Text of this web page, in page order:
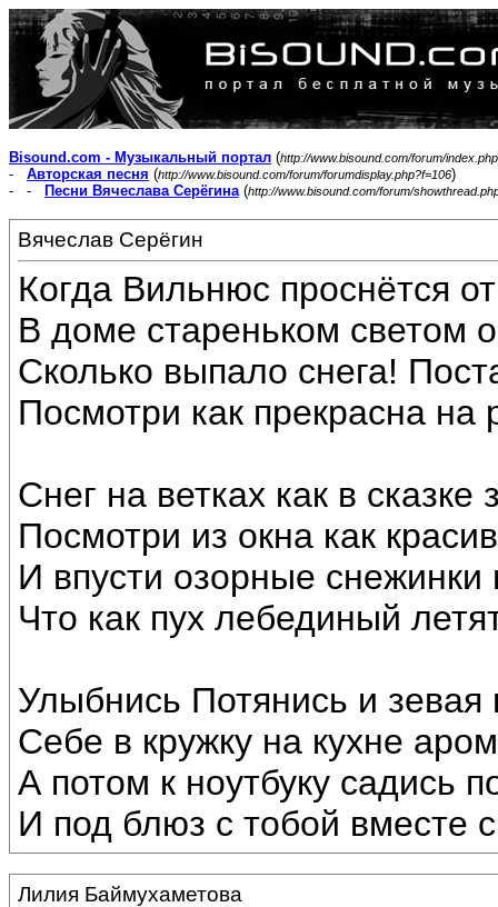
Bisound.com - Музыкальный портал (http://www.bisound.com/forum/index.php
- Авторская песня (http://www.bisound.com/forum/forumdisplay.php?f=106)
- -
Песни Вячеслава Серёгина(http://www.bisound.com/forum/
Вячеслав Серёгин
Когда Вильнюс проснётся
В доме стареньком светом
Сколько выпало снега!
Посмотри как прекрасна на
Снег на ветках как в
Посмотри из окна как
И впусти озорные снежинки
Что как пух лебединый
Улыбнись Потянись и зевая
Себе в кружку на кухне
А потом к ноутбуку садись
И под блюз с тобой вместе
Лилия Баймухаметова